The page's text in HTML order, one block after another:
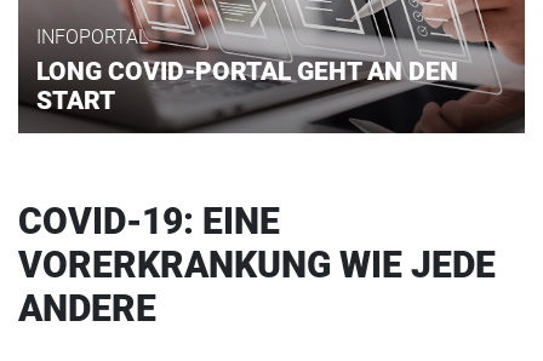
INFOPORTAL
LONG COVID-PORTAL GEHT AN DEN
START
COVID-19: EINE
VORERKRANKUNG WIE JEDE
ANDERE